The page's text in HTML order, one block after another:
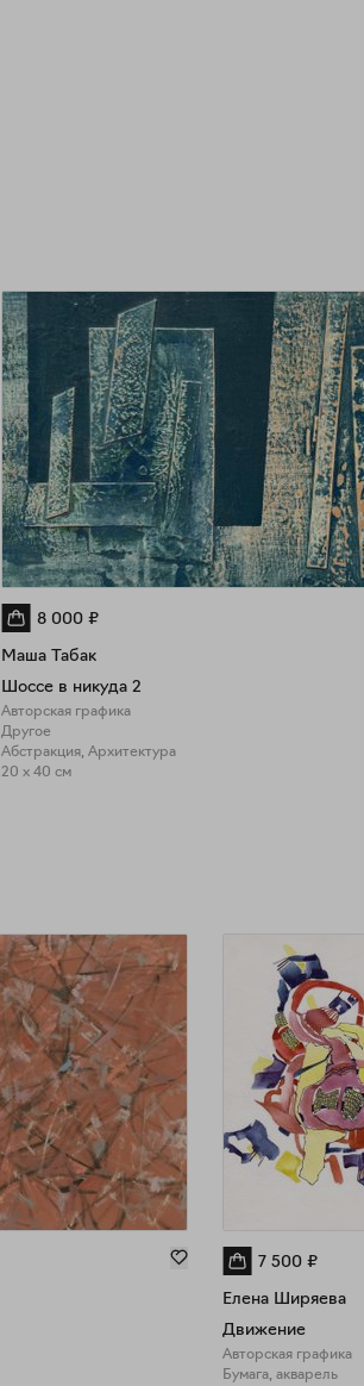
8 000 ₽
Маша Табак
Шоссе в никуда 2
Авторская графика
Другое
Абстракция, Архитектура
20 x 40 см
7 500 ₽
Елена Ширяева
Движение
Авторская графика
Бумага, акварель